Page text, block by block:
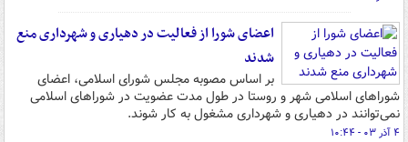
اعضای شورا از فعالیت در دهیاری‌ و شهرداری‌ منع
شدند
بر اساس مصوبه مجلس شورای اسلامی، اعضای
شوراهای اسلامی شهر و روستا در طول مدت عضویت در شوراهای اسلامی
نمی‌توانند در دهیاری و شهرداری مشغول به کار شوند.
۴ آذر ۰۳ - ۱۰:۴۴